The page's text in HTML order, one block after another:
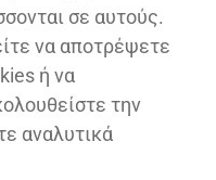
σε αυτούς.
να αποτρέψετε
ή να
την
αναλυτικά